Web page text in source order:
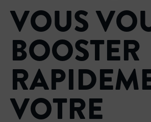
VOUS
BOOSTER
VOTRE